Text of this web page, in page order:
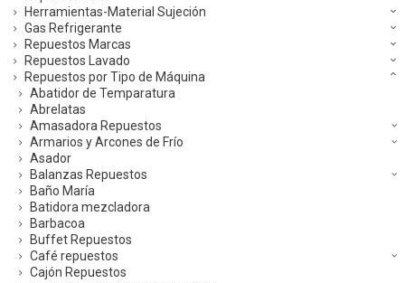
Herramientas-Material Sujeción
Gas Refrigerante
Repuestos Marcas
Repuestos Lavado
Repuestos por Tipo de Máquina
Abatidor de Temparatura
Abrelatas
Amasadora Repuestos
Armarios y Arcones de Frío
Asador
Balanzas Repuestos
Baño María
Batidora mezcladora
Barbacoa
Buffet Repuestos
Café repuestos
Cajón Repuestos